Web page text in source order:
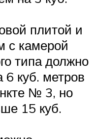
плитой и
с камерой
типа должно
куб. метров
№ 3, но
15 куб.